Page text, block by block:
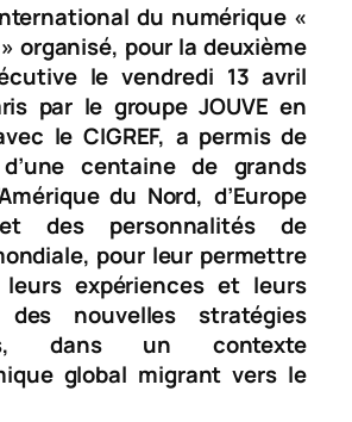
du numérique «
organisé, pour la deuxième
le vendredi 13 avril
par le groupe JOUVE en
le CIGREF, a permis de
centaine de grands
du Nord, d’Europe
des personnalités de
pour leur permettre
expériences et leurs
des nouvelles stratégies
dans un contexte
global migrant vers le